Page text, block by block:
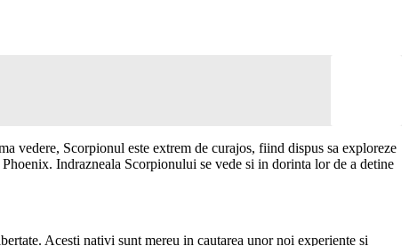
vedere, Scorpionul este extrem de curajos, fiind dispus sa exploreze
Indrazneala Scorpionului se vede si in dorinta lor de a detine
Acesti nativi sunt mereu in cautarea unor noi experiente si